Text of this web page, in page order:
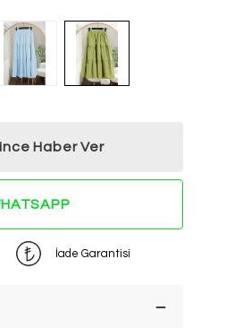
Haber Ver
İade Garantisi